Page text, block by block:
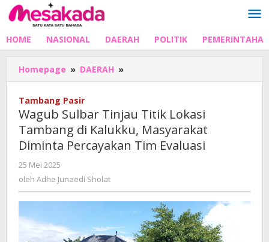
Lewati
ke
HOME NASIONAL DAERAH POLITIK
Homepage » DAERAH »
Sulbar
Lokasi
Tambang
di
Percayakan
Evaluasi
Tambang Pasir
Wagub Sulbar Tinjau Titik Lokasi
Tambang di Kalukku, Masyarakat
Diminta Percayakan Tim Evaluasi
25 Mei 2025
Adhe
oleh Adhe Junaedi Sholat